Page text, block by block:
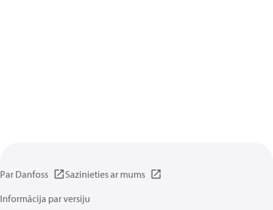
Par Danfoss
Sazinieties ar mums
Informācija par versiju